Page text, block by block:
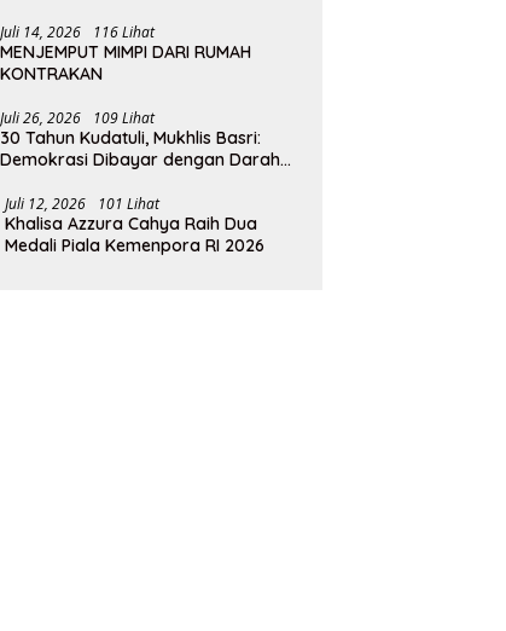
Juli 14, 2026 116 Lihat
MENJEMPUT MIMPI DARI RUMAH
KONTRAKAN
Juli 26, 2026 109 Lihat
30 Tahun Kudatuli, Mukhlis Basri:
Demokrasi Dibayar dengan Darah
Juli 12, 2026 101 Lihat
Khalisa Azzura Cahya Raih Dua
Medali Piala Kemenpora RI 2026